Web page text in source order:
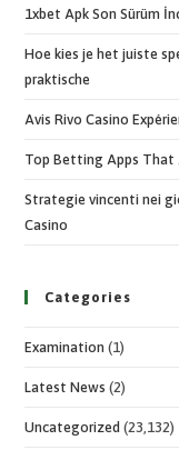
1xbet Apk Son Sürüm
Hoe kies je het juiste
praktische
Avis Rivo Casino
Top Betting Apps That
Strategie vincenti nei
Casino
Categories
Examination (1)
Latest News (2)
Uncategorized (23,132)